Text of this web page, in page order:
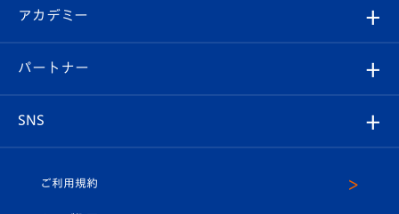
イベント
メディア
ホームタウン
スタッフプロフィール
マスコット紹介
ヴィヴィくんの長崎おもてなしガイド
スタジアムグルメ
V-LOVERS（ファンクラブ）
プレイヤーズスイート
オンラインショップ
店舗情報
アカデミー
育成からのお知らせ
U-18
パートナー
SNS
ご利用規約